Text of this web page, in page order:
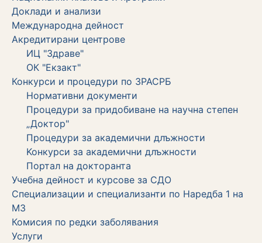
Доклади и анализи
Международна дейност
Акредитирани центрове
ИЦ "Здраве"
ОК "Екзакт"
Конкурси и процедури по ЗРАСРБ
Нормативни документи
Процедури за придобиване на научна степен
„Доктор"
Процедури за академични длъжности
Koнкурси за академични длъжности
Портал на докторанта
Учебна дейност и курсове за СДО
Специализации и специализанти по Наредба 1 на
МЗ
Комисия по редки заболявания
Услуги